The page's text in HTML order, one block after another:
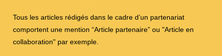
Tous les articles rédigés dans le cadre d’un partenariat
comportent une mention “Article partenaire” ou "Article en
collaboration" par exemple.